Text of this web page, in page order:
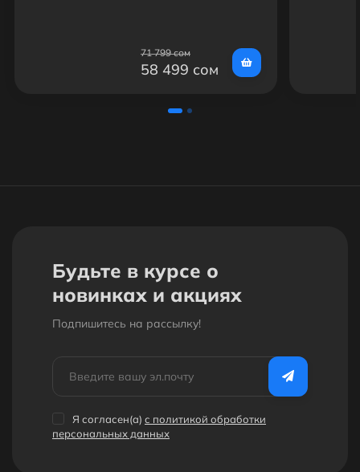
71 799 сом
58 499 сом
Будьте в курсе о
новинках и акциях
Подпишитесь на рассылкy!
Я согласен(a) с политикой обработки
персональных данных